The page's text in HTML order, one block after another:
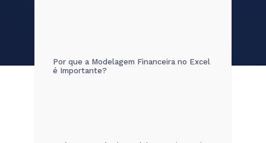
Por que a Modelagem Financeira no Excel
é Importante?